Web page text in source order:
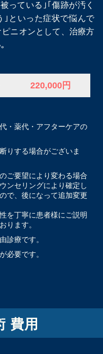
っている｣｢傷跡が汚く
｣といった症状で悩んで
ニオンとして、治療方
220,000円
・薬代・アフターケアの
りする場合がございま
ご要望により変わる場合
ンセリングにより確定し
で、後になって追加変更
を丁寧に患者様にご説明
ります。
診療です。
必要です。
費用